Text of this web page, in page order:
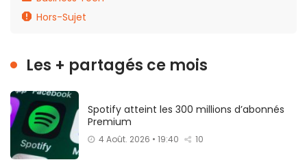
Hors-Sujet
Les + partagés ce mois
Spotify atteint les 300 millions d’abonnés
Premium
4 Août. 2026 • 19:40 10